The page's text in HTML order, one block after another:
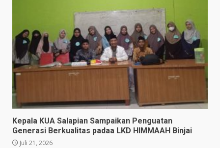
Kepala KUA Salapian Sampaikan Penguatan
Generasi Berkualitas padaa LKD HIMMAAH Binjai
Juli 21, 2026